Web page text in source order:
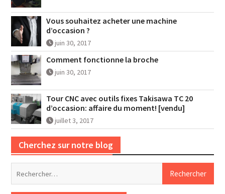
Vous souhaitez acheter une machine
d’occasion ?
juin 30, 2017
Comment fonctionne la broche
juin 30, 2017
Tour CNC avec outils fixes Takisawa TC 20
d’occasion: affaire du moment! [vendu]
juillet 3, 2017
Cherchez sur notre blog